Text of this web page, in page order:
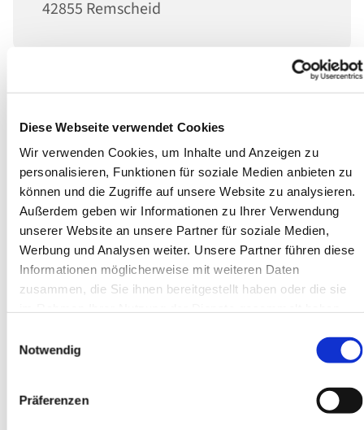
Diese Webseite verwendet Cookies
Wir verwenden Cookies, um Inhalte und Anzeigen zu
personalisieren, Funktionen für soziale Medien anbieten zu
können und die Zugriffe auf unsere Website zu analysieren.
Außerdem geben wir Informationen zu Ihrer Verwendung
unserer Website an unsere Partner für soziale Medien,
Werbung und Analysen weiter. Unsere Partner führen diese
Informationen möglicherweise mit weiteren Daten
zusammen, die Sie ihnen bereitgestellt haben oder die sie
Notwendig
Präferenzen
42855 Remscheid
Die Reparatur Ihres Fahrrades erfolgt mit unserer Hilfe
Hilfe erfolgt durch fachkundige ehrenamtliche
Mitarbeitende des Diakonischen Werkes.